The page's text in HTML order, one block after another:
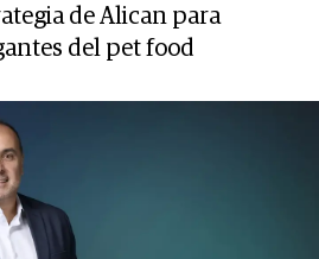
de Alican para
del pet food